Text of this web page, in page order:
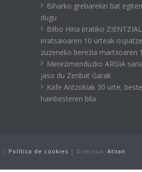
Biharko grebarekin bat egiten
dugu
Bilbo Hiria irratiko
irratsaioaren 10 urteak
zuzeneko berezia martxoaren
Merezimenduzko ARGIA saria
jaso du Zenbat Garak
Kafe Antzokiak 30 urte, beste
hainbesteren bila
| Política de cookies | Diseinua: Atoan